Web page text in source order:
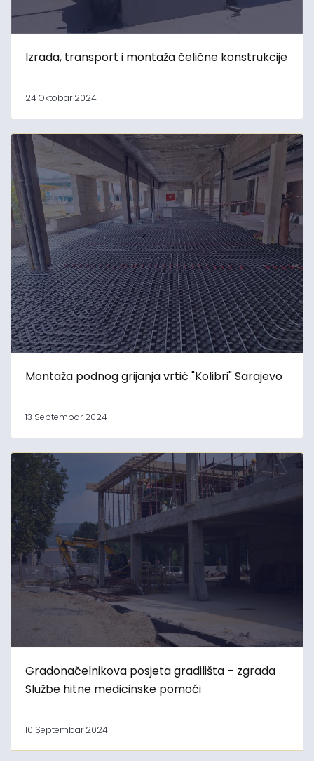
Izrada, transport i montaža čelične konstrukcije
24 Oktobar 2024
Montaža podnog grijanja vrtić "Kolibri" Sarajevo
13 Septembar 2024
Gradonačelnikova posjeta gradilišta – zgrada
Službe hitne medicinske pomoći
10 Septembar 2024